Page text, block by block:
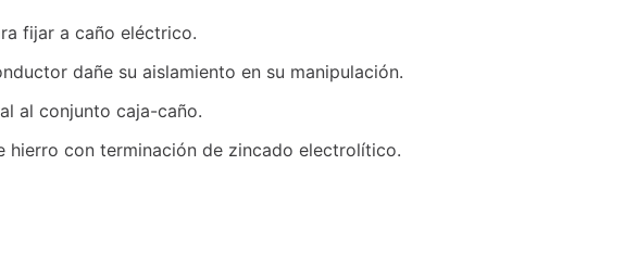
fijar a caño eléctrico.
dañe su aislamiento en su manipulación.
al conjunto caja-caño.
hierro con terminación de zincado electrolítico.